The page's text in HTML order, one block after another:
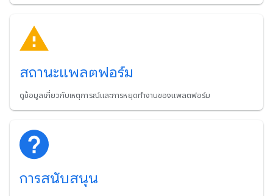
สถานะแพลตฟอร์ม
ดูข้อมูลเกี่ยวกับเหตุการณ์และการหยุดทำงานของแพลตฟอร์ม
การสนับสนุน